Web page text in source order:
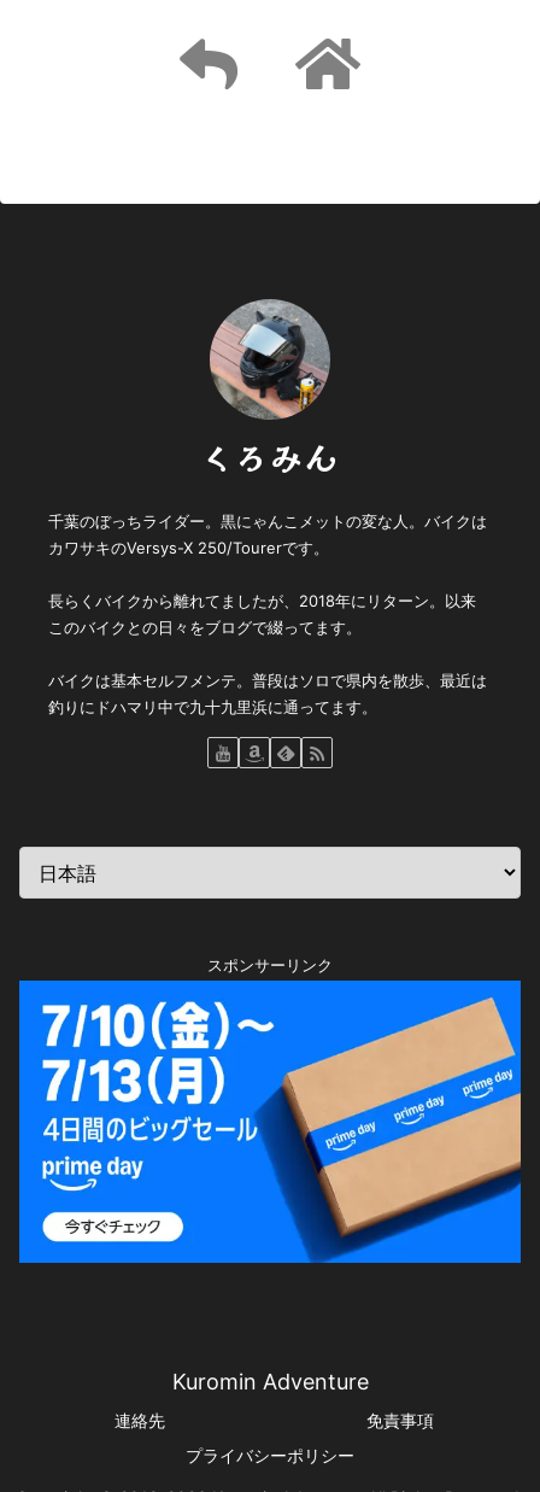
くろみん
千葉のぼっちライダー。黒にゃんこメットの変な人。バイクは
カワサキのVersys-X 250/Tourerです。
長らくバイクから離れてましたが、2018年にリターン。以来
このバイクとの日々をブログで綴ってます。
バイクは基本セルフメンテ。普段はソロで県内を散歩、最近は
釣りにドハマリ中で九十九里浜に通ってます。
スポンサーリンク
Kuromin Adventure
連絡先
免責事項
プライバシーポリシー